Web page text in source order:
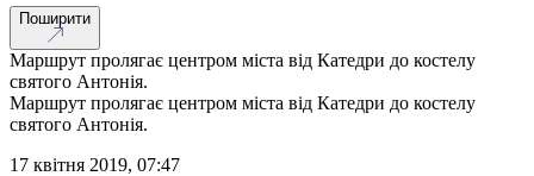
Поширити
Маршрут пролягає центром міста від Катедри до костелу
святого Антонія.
Маршрут пролягає центром міста від Катедри до костелу
святого Антонія.
17 квітня 2019, 07:47